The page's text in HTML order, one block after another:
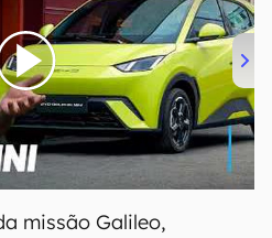
missão Galileo,